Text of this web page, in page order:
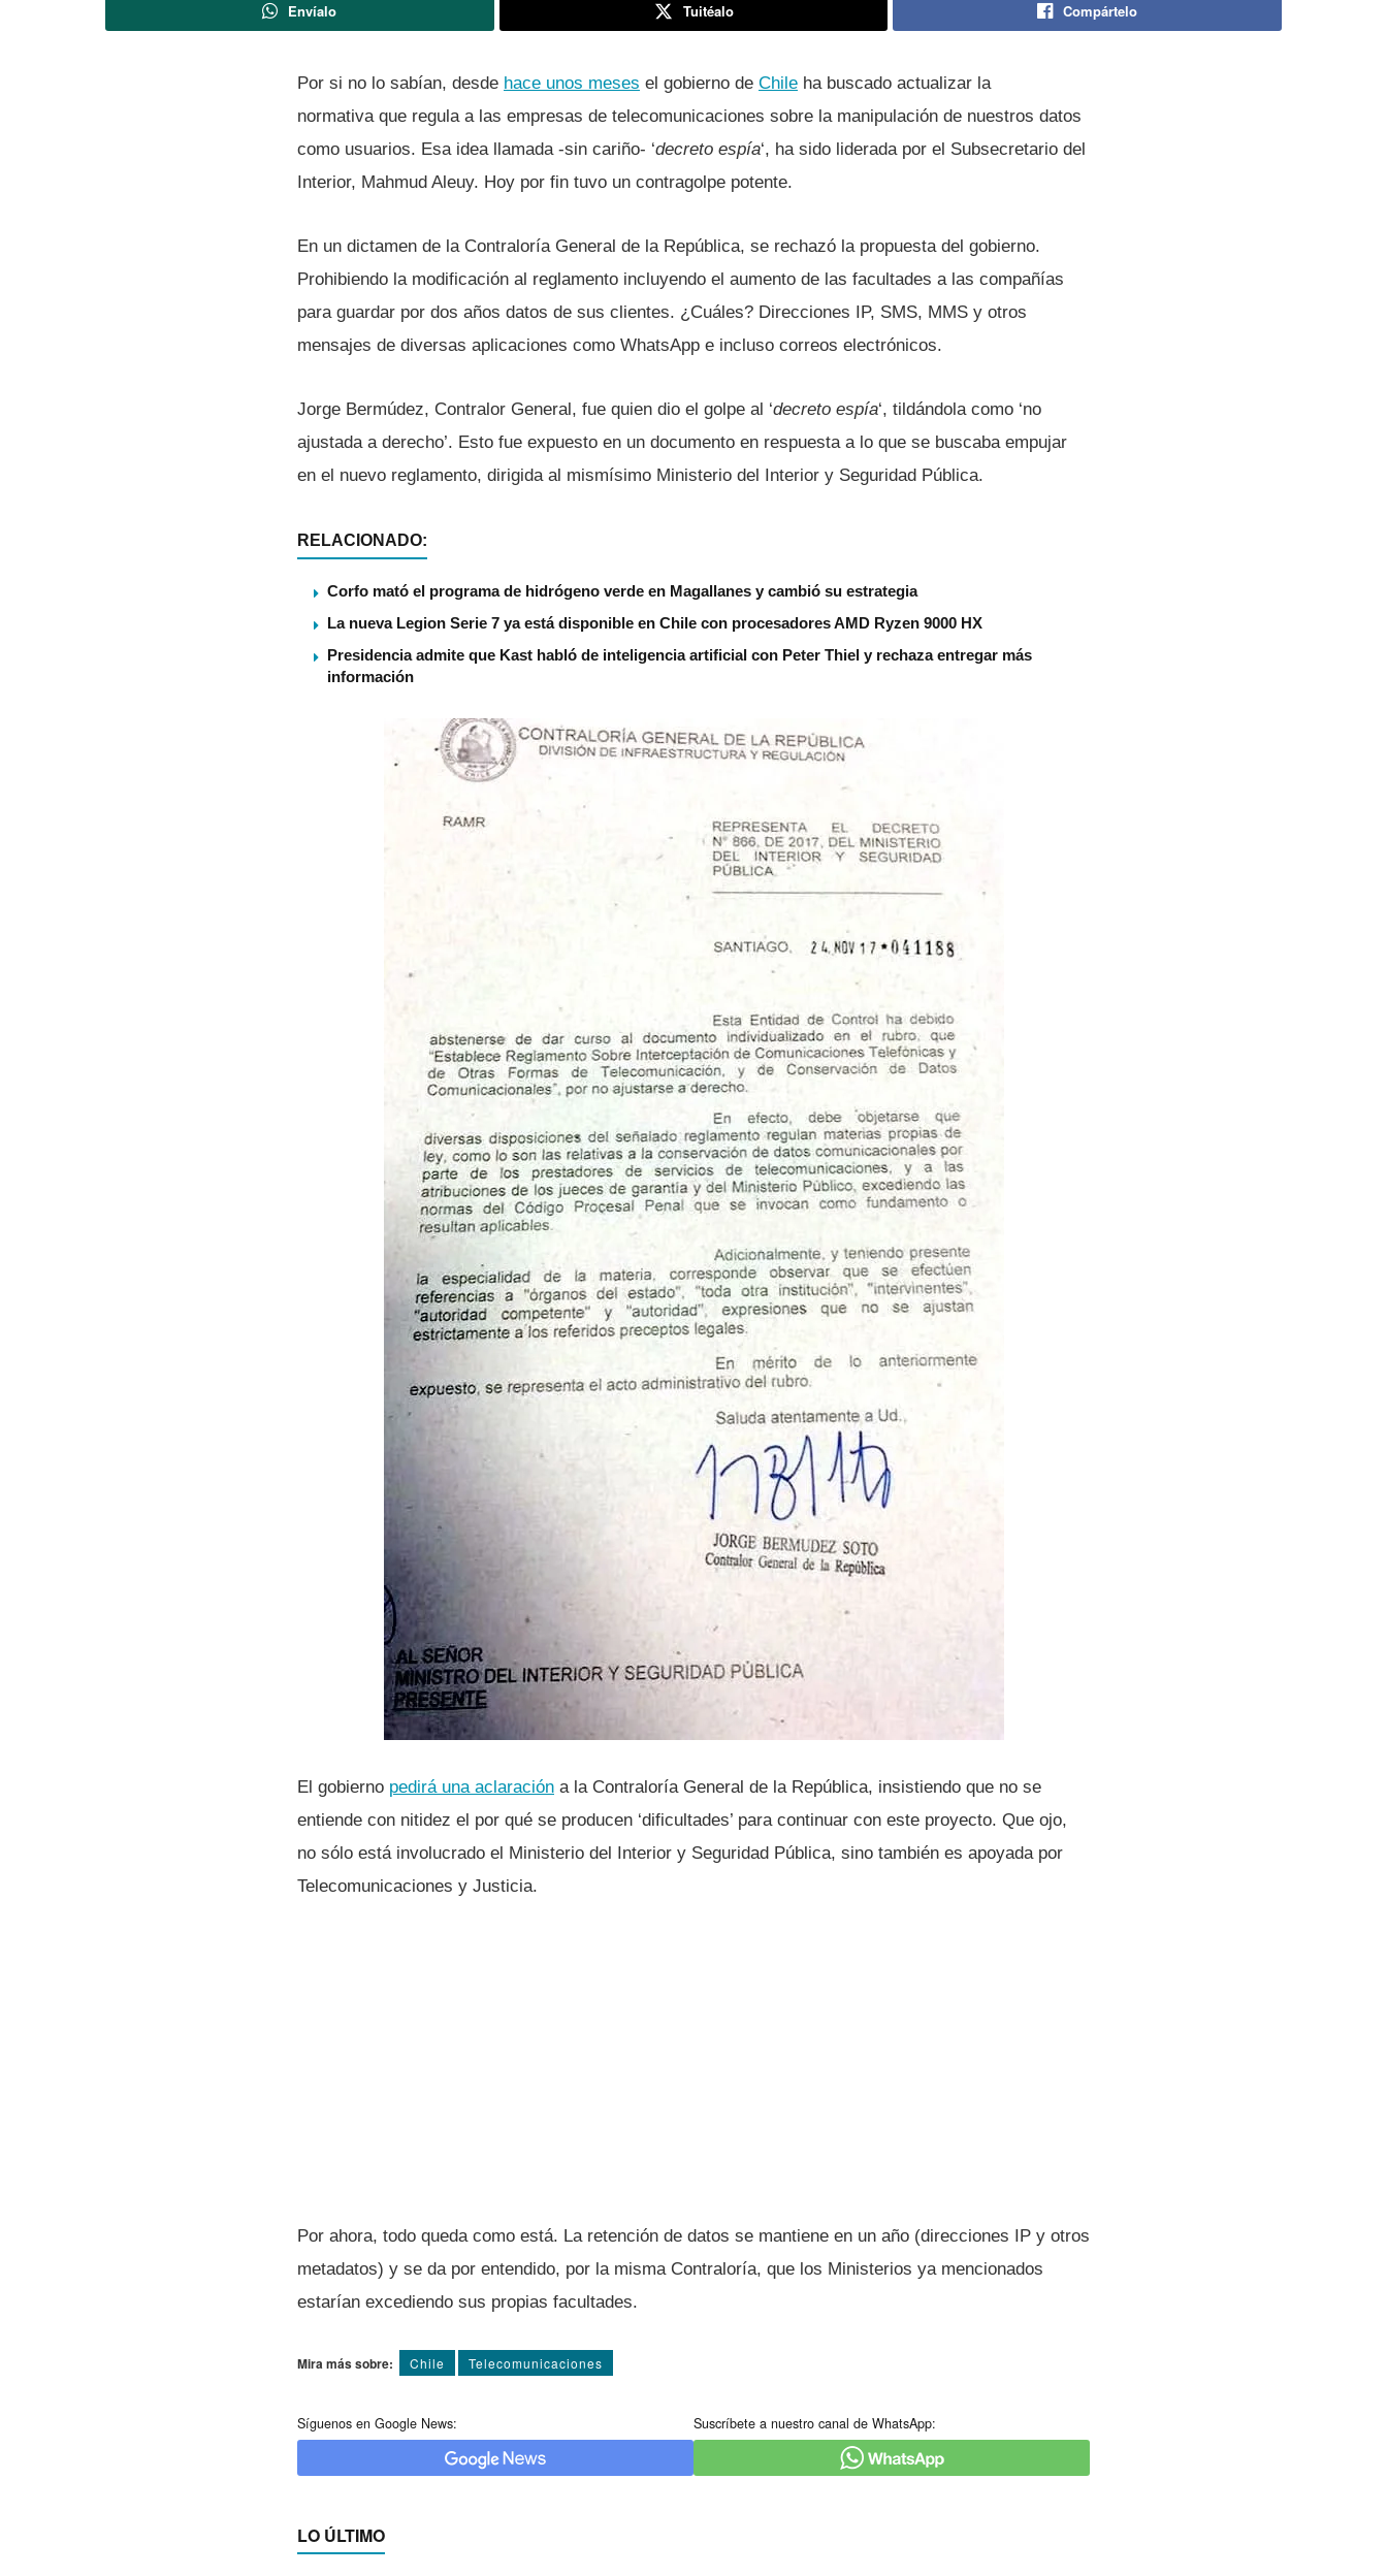
Envíalo Tuitéalo Compártelo
Por si no lo sabí­an, desde hace unos meses el gobierno de Chile ha buscado actualizar la
normativa que regula a las empresas de telecomunicaciones sobre la manipulación de nuestros datos
como usuarios. Esa idea llamada -sin cariño- ‘decreto espí­a‘, ha sido liderada por el Subsecretario del
Interior, Mahmud Aleuy. Hoy por fin tuvo un contragolpe potente.
En un dictamen de la Contralorí­a General de la República, se rechazó la propuesta del gobierno.
Prohibiendo la modificación al reglamento incluyendo el aumento de las facultades a las compañí­as
para guardar por dos años datos de sus clientes. ¿Cuáles? Direcciones IP, SMS, MMS y otros
mensajes de diversas aplicaciones como WhatsApp e incluso correos electrónicos.
Jorge Bermúdez, Contralor General, fue quien dio el golpe al ‘decreto espí­a‘, tildándola como ‘no
ajustada a derecho’. Esto fue expuesto en un documento en respuesta a lo que se buscaba empujar
en el nuevo reglamento, dirigida al mismí­simo Ministerio del Interior y Seguridad Pública.
RELACIONADO:
Corfo mató el programa de hidrógeno verde en Magallanes y cambió su estrategia
La nueva Legion Serie 7 ya está disponible en Chile con procesadores AMD Ryzen 9000 HX
Presidencia admite que Kast habló de inteligencia artificial con Peter Thiel y rechaza entregar más
información
El gobierno pedirá una aclaración a la Contralorí­a General de la República, insistiendo que no se
entiende con nitidez el por qué se producen ‘dificultades’ para continuar con este proyecto. Que ojo,
no sólo está involucrado el Ministerio del Interior y Seguridad Pública, sino también es apoyada por
Telecomunicaciones y Justicia.
Por ahora, todo queda como está. La retención de datos se mantiene en un año (direcciones IP y otros
metadatos) y se da por entendido, por la misma Contralorí­a, que los Ministerios ya mencionados
estarí­an excediendo sus propias facultades.
Mira más sobre: Chile Telecomunicaciones
Síguenos en Google News: Suscríbete a nuestro canal de WhatsApp:
LO ÚLTIMO